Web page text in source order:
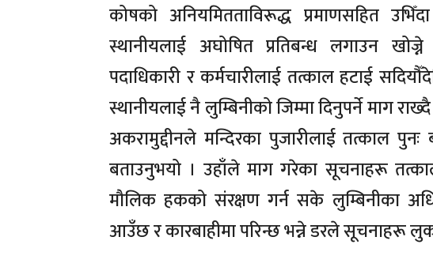
कोषको अनियमितताविरूद्ध प्रमाणसहित
स्थानीयलाई अघोषित प्रतिबन्ध लगाउन
पदाधिकारी र कर्मचारीलाई तत्काल हटाई
स्थानीयलाई नै लुम्बिनीको जिम्मा दिनुपर्ने माग
अकरामुद्दीनले मन्दिरका पुजारीलाई तत्काल पुनः
बताउनुभयो । उहाँले माग गरेका सूचनाहरू
मौलिक हकको संरक्षण गर्न सके लुम्बिनीका
आउँछ र कारबाहीमा परिन्छ भन्ने डरले सूचनाहरू